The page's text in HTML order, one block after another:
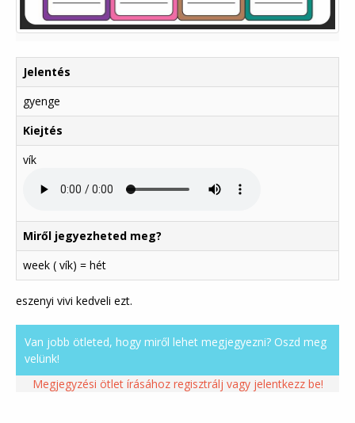
Jelentés
gyenge
Kiejtés
vík
Miről jegyezheted meg?
week ( vík) = hét
eszenyi vivi kedveli ezt.
Van jobb ötleted, hogy miről lehet megjegyezni? Oszd meg
velünk!
Megjegyzési ötlet írásához regisztrálj vagy jelentkezz be!